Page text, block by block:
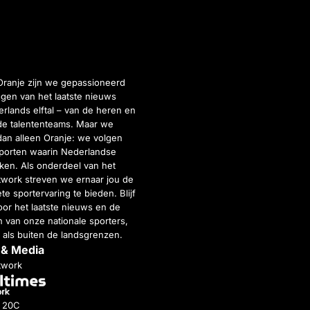
zijn we gepassioneerd
van het laatste nieuws
elftal – van de heren en
talententeams. Maar we
alleen Oranje: we volgen
waarin Nederlandse
Als onderdeel van het
streven we ernaar jou de
sportervaring te bieden. Blijf
het laatste nieuws en de
van onze nationale sporters,
buiten de landsgrenzen.
Media